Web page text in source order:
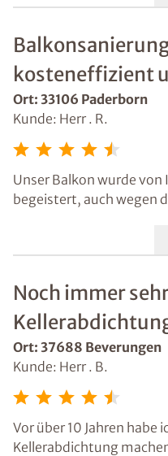
unkompliziert
kosteneffizient
Ort: 33106 Paderborn
Kunde: Herr . R.
Unser Balkon wurde
begeistert, auch wegen
erklärt, was er warum
hat. Endlich mal jemand,
Noch immer
Ort: 37688 Beverungen
Kunde: Herr . B.
Vor über 10 Jahren habe
Kellerabdichtung